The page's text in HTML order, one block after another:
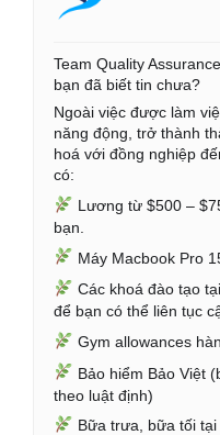
Team Quality
bạn đã biết tin chưa?
Ngoài việc được làm
năng động, trở thành
hoá với đồng nghiệp
có:
Lương từ $500 –
bạn.
Máy Macbook Pro
Các khoá đào tạo
để bạn có thể liên tục
Gym allowances
Bảo hiểm Bảo Việt
theo luật định)
Bữa trưa, bữa tối